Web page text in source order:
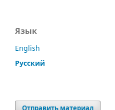
Язык
English
Русский
Отправить материал